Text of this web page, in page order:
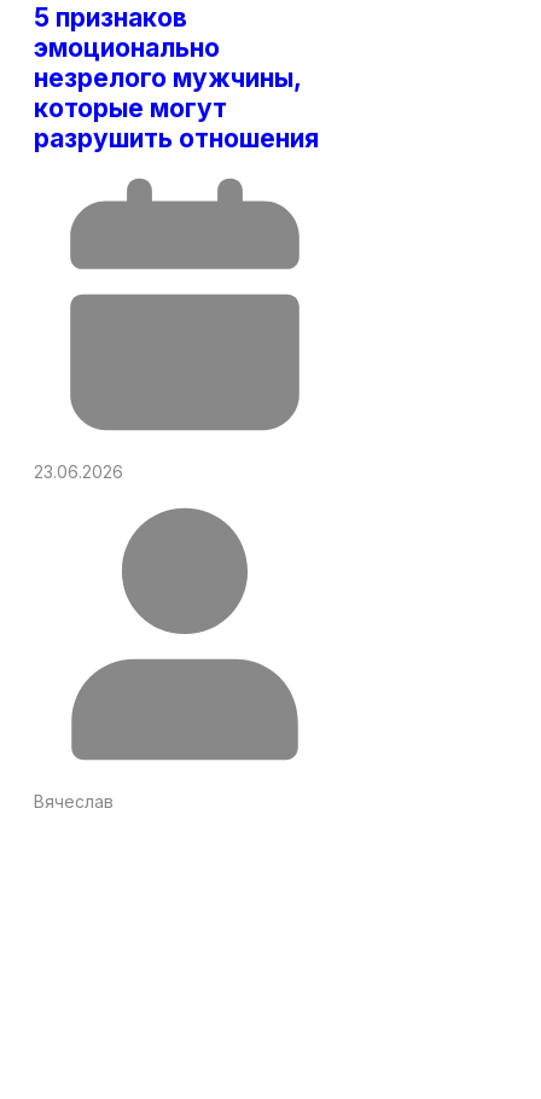
5 признаков
эмоционально
незрелого мужчины,
которые могут
разрушить отношения
23.06.2026
Вячеслав